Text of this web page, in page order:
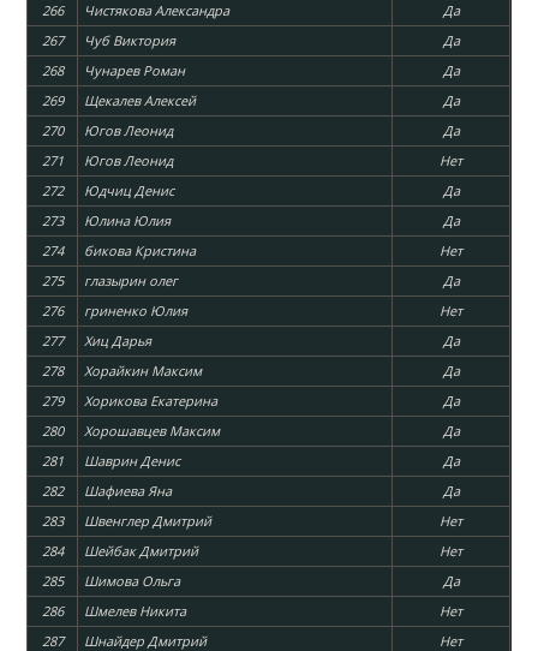
266
Чистякова Александра
Да
267
Чуб Виктория
Да
268
Чунарев Роман
Да
269
Щекалев Алексей
Да
270
Югов Леонид
Да
271
Югов Леонид
Нет
272
Юдчиц Денис
Да
273
Юлина Юлия
Да
274
бикова Кристина
Нет
275
глазырин олег
Да
276
гриненко Юлия
Нет
277
Хиц Дарья
Да
278
Хорайкин Максим
Да
279
Хорикова Екатерина
Да
280
Хорошавцев Максим
Да
281
Шаврин Денис
Да
282
Шафиева Яна
Да
283
Швенглер Дмитрий
Нет
284
Шейбак Дмитрий
Нет
285
Шимова Ольга
Да
286
Шмелев Никита
Нет
287
Шнайдер Дмитрий
Нет